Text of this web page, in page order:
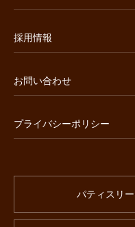
採用情報
お問い合わせ
プライバシーポリシー
パティスリ